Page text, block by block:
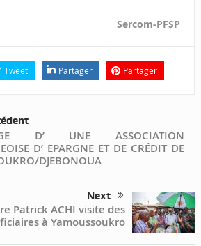
Sercom-PFSP
Tweet Partager Partager
D’ UNE ASSOCIATION
D’ EPARGNE ET DE CRÉDIT DE
DJEBONOUA
Next
Patrick ACHI visite des
à Yamoussoukro